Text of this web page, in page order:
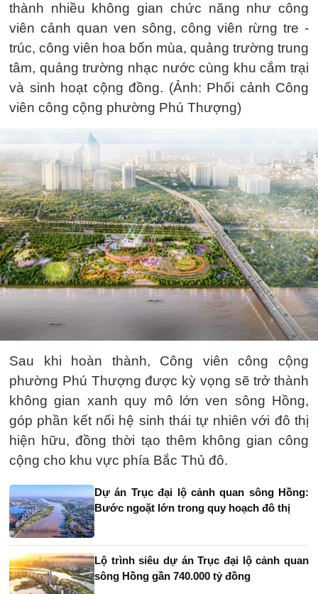
thành nhiều không gian chức năng như công
viên cảnh quan ven sông, công viên rừng tre -
trúc, công viên hoa bốn mùa, quảng trường trung
tâm, quảng trường nhạc nước cùng khu cắm trại
và sinh hoạt cộng đồng. (Ảnh: Phối cảnh Công
viên công cộng phường Phú Thượng)
Sau khi hoàn thành, Công viên công cộng
phường Phú Thượng được kỳ vọng sẽ trở thành
không gian xanh quy mô lớn ven sông Hồng,
góp phần kết nối hệ sinh thái tự nhiên với đô thị
hiện hữu, đồng thời tạo thêm không gian công
cộng cho khu vực phía Bắc Thủ đô.
Dự án Trục đại lộ cảnh quan sông Hồng:
Bước ngoặt lớn trong quy hoạch đô thị
Lộ trình siêu dự án Trục đại lộ cảnh quan
sông Hồng gần 740.000 tỷ đồng